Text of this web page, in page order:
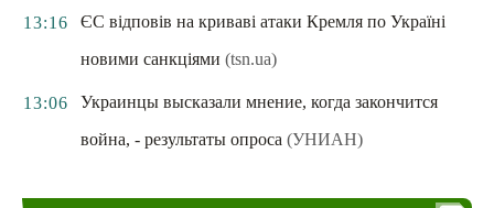
13:16
ЄС відповів на криваві атаки Кремля по Україні
новими санкціями (tsn.ua)
13:06
Украинцы высказали мнение, когда закончится
война, - результаты опроса (УНИАН)